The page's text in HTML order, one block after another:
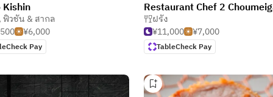
อไฟญี่ปุ่น)
Kishin
ฟิวชั่น & สากล
¥6,000
Pay
ฝรั่ง
¥11,000
¥7,000
TableCheck Pay